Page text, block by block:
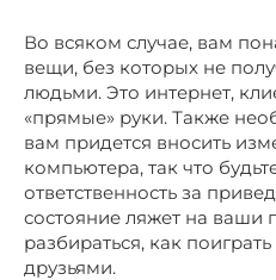
Во всяком случае, вам
вещи, без которых не
людьми. Это интернет,
«прямые» руки. Также
вам придется вносить
компьютера, так что
ответственность за
состояние ляжет на ваши
разбираться, как
друзьями.